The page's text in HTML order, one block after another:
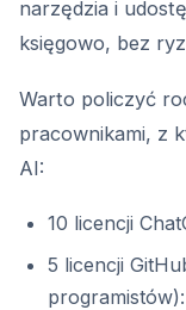
narzędzia i
księgowo, bez
Warto policzyć
pracownikami, z
AI:
10 licencji
5 licencji